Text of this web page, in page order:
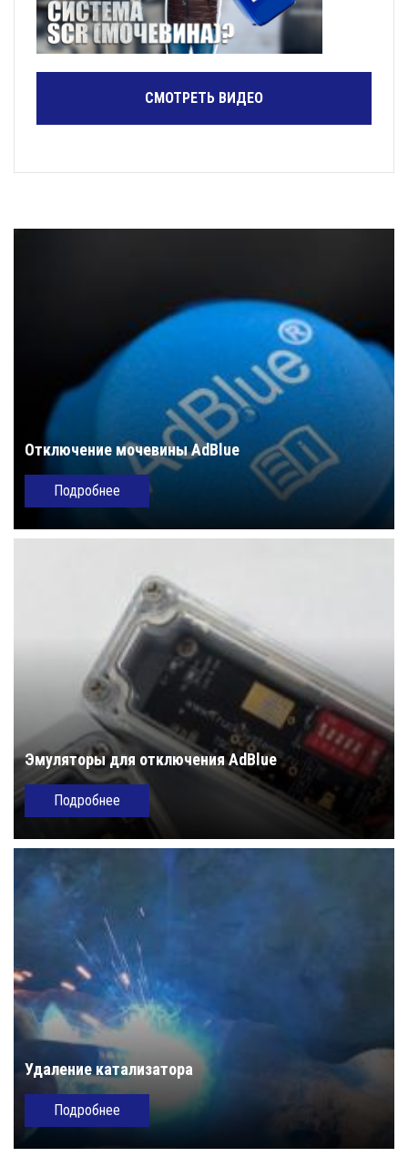
СМОТРЕТЬ ВИДЕО
Отключение мочевины AdBlue
Подробнее
Эмуляторы для отключения AdBlue
Подробнее
Удаление катализатора
Подробнее